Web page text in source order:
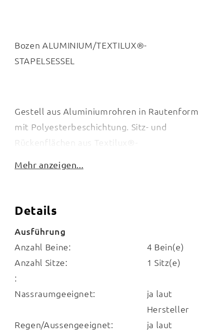
Bozen ALUMINIUM/TEXTILUX®-
STAPELSESSEL
Gestell aus Aluminiumrohren in Rautenform
mit Polyesterbeschichtung. Sitz- und
Rückenflächen aus Textilux®-
Aluminium-Druckguss mit
Graphit, Gewebe Silbergrau.
Mehr anzeigen...
Details
Ausführung
Anzahl Beine:
4 Bein(e)
Anzahl Sitze:
1 Sitz(e)
:
Nassraumgeeignet:
ja laut
Hersteller
Regen/Aussengeeignet:
ja laut